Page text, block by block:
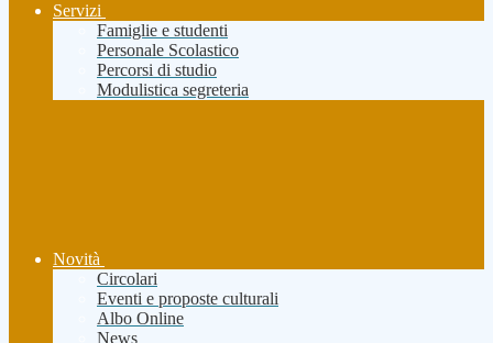
Servizi
Famiglie e studenti
Personale Scolastico
Percorsi di studio
Modulistica segreteria
Novità
Circolari
Eventi e proposte culturali
Albo Online
News